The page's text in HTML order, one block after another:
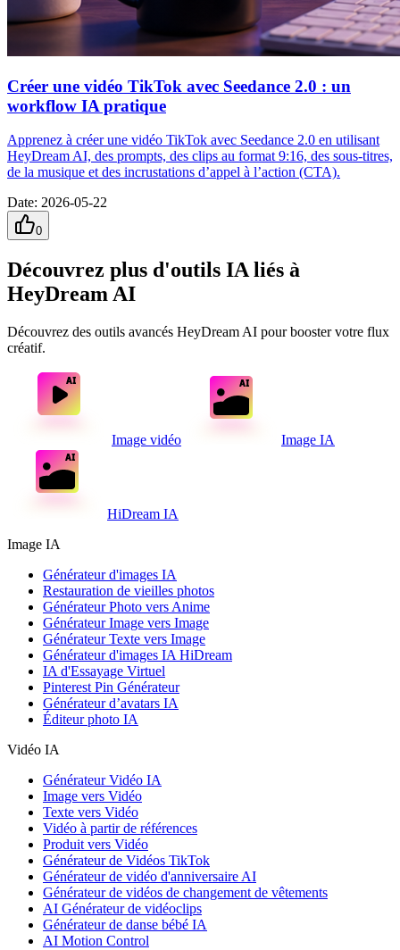
Créer une vidéo TikTok avec Seedance 2.0 : un
workflow IA pratique
Apprenez à créer une vidéo TikTok avec Seedance 2.0 en utilisant
HeyDream AI, des prompts, des clips au format 9:16, des sous-titres,
de la musique et des incrustations d’appel à l’action (CTA).
Date: 2026-05-22
0
Découvrez plus d'outils IA liés à
HeyDream AI
Découvrez des outils avancés HeyDream AI pour booster votre flux
créatif.
Image vidéo Image IA
HiDream IA
Image IA
Générateur d'images IA
Restauration de vieilles photos
Générateur Photo vers Anime
Générateur Image vers Image
Générateur Texte vers Image
Générateur d'images IA HiDream
IA d'Essayage Virtuel
Pinterest Pin Générateur
Générateur d’avatars IA
Éditeur photo IA
Vidéo IA
Générateur Vidéo IA
Image vers Vidéo
Texte vers Vidéo
Vidéo à partir de références
Produit vers Vidéo
Générateur de Vidéos TikTok
Générateur de vidéo d'anniversaire AI
Générateur de vidéos de changement de vêtements
AI Générateur de vidéoclips
Générateur de danse bébé IA
AI Motion Control